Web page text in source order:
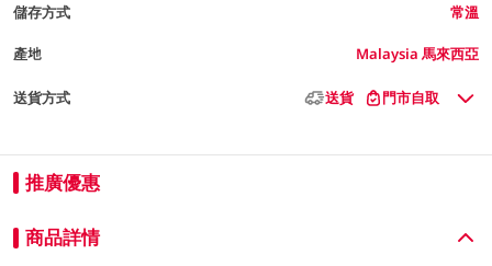
儲存方式 常溫
產地 Malaysia 馬來西亞
送貨方式 送貨 門市自取
推廣優惠
商品詳情